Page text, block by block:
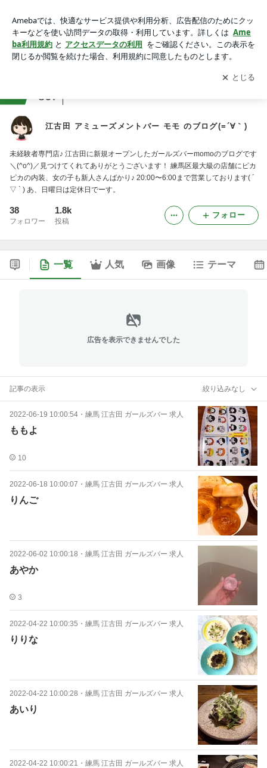
アプリをダウンロードして ブログの更新通知
を受け取りまし
ょう。
開く
867
江古田 アミューズメントバー モモ のブログ(=´∀｀)
未経験者専門店♪ 江古田に新規オープンしたガールズバーmomoのブログです
＼(^o^)／見つけてくれてありがとうございます！ 練馬区最大級の店舗にピカ
ピカの内装、女の子も新人さんばかり♪ 20:00〜6:00まで営業しております( ´
▽ ` ) あ、日曜日は定休日でーす。
38
フォロワー
1.8k
投稿
フォロー
一覧 人気 画像 テーマ
広告を表示できませんでした
記事の表示 絞り込みなし
2022-06-19 10:00:54 ・ 練馬 江古田 ガールズバー 求人
ももよ
10
2022-06-18 10:00:07 ・ 練馬 江古田 ガールズバー 求人
りんご
2022-06-02 10:00:18 ・ 練馬 江古田 ガールズバー 求人
あやか
3
2022-04-22 10:00:35 ・ 練馬 江古田 ガールズバー 求人
りりな
2022-04-22 10:00:28 ・ 練馬 江古田 ガールズバー 求人
あいり
2022-04-22 10:00:21 ・ 練馬 江古田 ガールズバー 求人